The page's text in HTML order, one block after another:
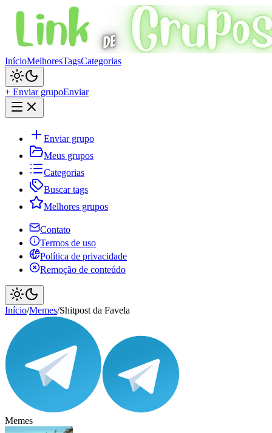
InícioMelhoresTagsCategorias
+ Enviar grupoEnviar
Enviar grupo
Meus grupos
Categorias
Buscar tags
Melhores grupos
Contato
Termos de uso
Política de privacidade
Remoção de conteúdo
Início/Memes/Shitpost da Favela
Memes